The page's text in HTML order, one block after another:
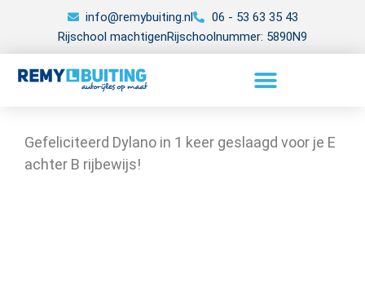
info@remybuiting.nl
06 - 53 63 35 43
Rijschool machtigenRijschoolnummer: 5890N9
Gefeliciteerd Dylano in 1 keer geslaagd voor je E
achter B rijbewijs!